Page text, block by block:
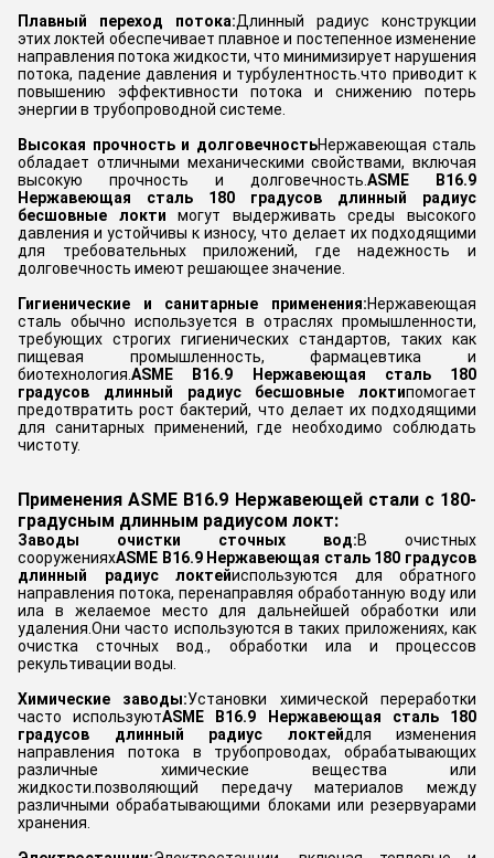
Плавный переход потока:Длинный радиус конструкции
этих локтей обеспечивает плавное и постепенное изменение
направления потока жидкости, что минимизирует нарушения
потока, падение давления и турбулентность.что приводит к
повышению эффективности потока и снижению потерь
энергии в трубопроводной системе.
Высокая прочность и долговечностьНержавеющая сталь
обладает отличными механическими свойствами, включая
высокую прочность и долговечность.ASME B16.9
Нержавеющая сталь 180 градусов длинный радиус
бесшовные локти
могут выдерживать среды высокого
давления и устойчивы к износу, что делает их подходящими
для требовательных приложений, где надежность и
долговечность имеют решающее значение.
Гигиенические и санитарные применения:Нержавеющая
сталь обычно используется в отраслях промышленности,
требующих строгих гигиенических стандартов, таких как
пищевая промышленность, фармацевтика и
биотехнология.ASME B16.9 Нержавеющая сталь 180
градусов длинный радиус бесшовные локтипомогает
предотвратить рост бактерий, что делает их подходящими
для санитарных применений, где необходимо соблюдать
чистоту.
Применения ASME B16.9 Нержавеющей стали с 180-
градусным длинным радиусом локт:
Заводы очистки сточных вод:В очистных
сооруженияхASME B16.9 Нержавеющая сталь 180 градусов
длинный радиус локтейиспользуются для обратного
направления потока, перенаправляя обработанную воду или
ила в желаемое место для дальнейшей обработки или
удаления.Они часто используются в таких приложениях, как
очистка сточных вод., обработки ила и процессов
рекультивации воды.
Химические заводы:Установки химической переработки
часто используютASME B16.9 Нержавеющая сталь 180
градусов длинный радиус локтейдля изменения
направления потока в трубопроводах, обрабатывающих
различные химические вещества или
жидкости.позволяющий передачу материалов между
различными обрабатывающими блоками или резервуарами
хранения.